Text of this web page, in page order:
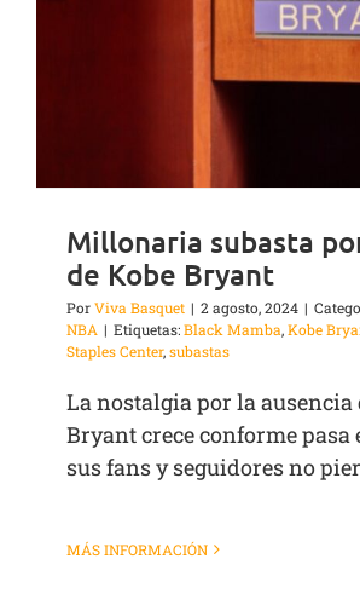
Millonaria subasta
de Kobe Bryant
PorViva Basquet | 2 agosto, 2024 |
NBA | Etiquetas:Black Mamba,Kobe
Staples Center,subastas
La nostalgia por la ausencia
Bryant crece conforme pasa
sus fans y seguidores no
MÁS INFORMACIÓN